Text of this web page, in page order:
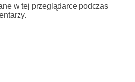
w tej przeglądarce podczas